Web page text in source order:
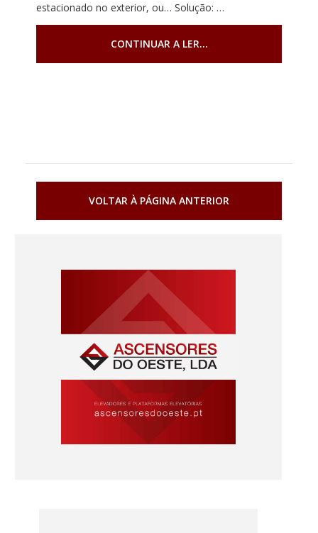
estacionado no exterior, ou… Solução: …
CONTINUAR A LER...
VOLTAR À PÁGINA ANTERIOR